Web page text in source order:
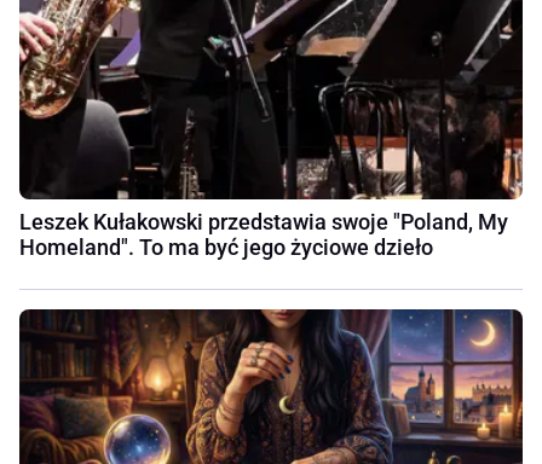
Leszek Kułakowski przedstawia swoje "Poland, My
Homeland". To ma być jego życiowe dzieło